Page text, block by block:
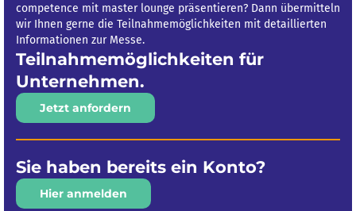
competence mit master lounge präsentieren? Dann übermitteln
wir Ihnen gerne die Teilnahmemöglichkeiten mit detaillierten
Informationen zur Messe.
Teilnahme­möglich­keiten für
Unternehmen.
Jetzt anfordern
Sie haben bereits ein Konto?
Hier anmelden